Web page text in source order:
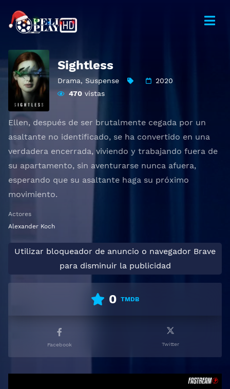
Sightless
Drama, Suspense
2020
470 vistas
Ellen, después de ser brutalmente cegada por un
asaltante no identificado, se ha convertido en una
verdadera encerrada, viviendo y trabajando fuera de
su apartamento, sin aventurarse nunca afuera,
esperando que su asaltante haga su próximo
movimiento.
Actores
Alexander Koch
Utilizar bloqueador de anuncio o navegador Brave
para disminuir la publicidad
0 TMDB
Facebook Twitter